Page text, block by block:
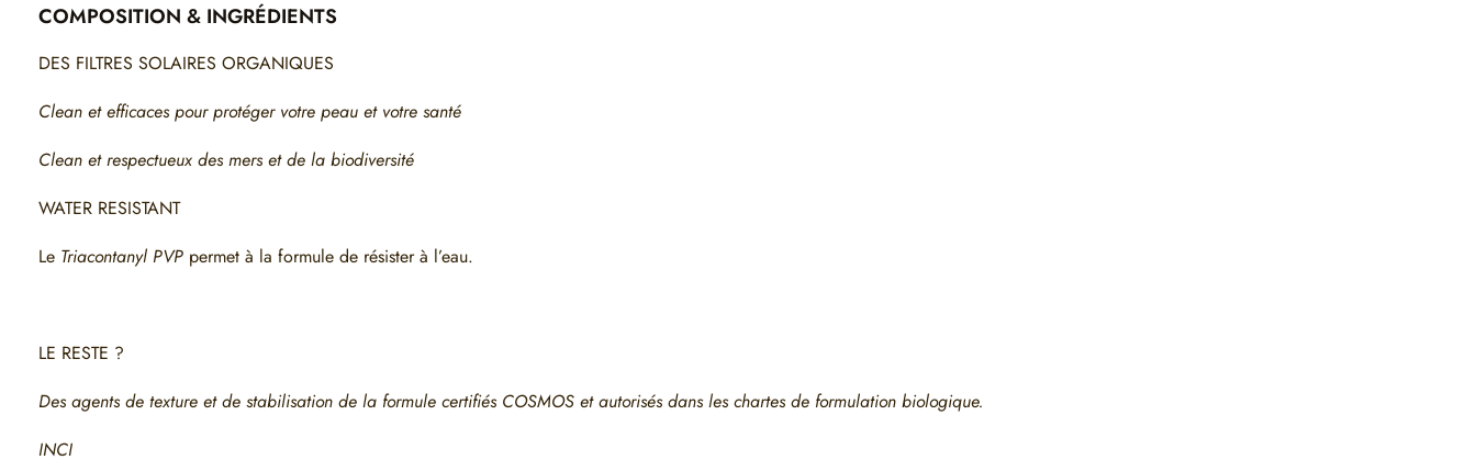
COMPOSITION & INGRÉDIENTS
DES FILTRES SOLAIRES ORGANIQUES
Clean et efficaces pour protéger votre peau et votre santé
Clean et respectueux des mers et de la biodiversité
WATER RESISTANT
Le Triacontanyl PVP permet à la formule de résister à l’eau.
LE RESTE ?
Des agents de texture et de stabilisation de la formule certifiés COSMOS et autorisés dans les chartes de formulation biologique.
INCI